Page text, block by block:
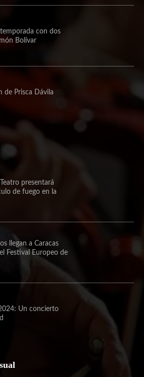
con dos
Bolívar
de Prisca Dávila
presentará
de fuego en la
llegan a Caracas
Festival Europeo de
Un concierto